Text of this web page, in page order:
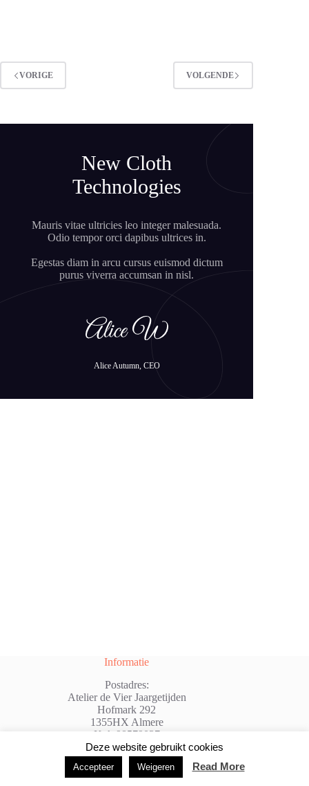
VORIGE VOLGENDE
New Cloth
Technologies
Mauris vitae ultricies leo integer malesuada.
Odio tempor orci dapibus ultrices in.
Egestas diam in arcu cursus euismod dictum
purus viverra accumsan in nisl.
Alice Autumn, CEO
Informatie
Postadres:
Atelier de Vier Jaargetijden
Hofmark 292
1355HX Almere
Kvk:98579037
@: info@atelierdevierjaargetijden.nl
Copyright © 2026 - WordPress thema doorCreative
Deze website gebruikt cookies
Accepteer Weigeren Read More